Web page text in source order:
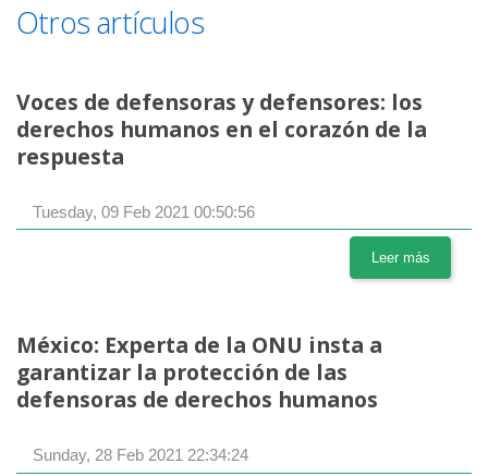
Otros artículos
Voces de defensoras y defensores: los
derechos humanos en el corazón de la
respuesta
Tuesday, 09 Feb 2021 00:50:56
Leer más
México: Experta de la ONU insta a
garantizar la protección de las
defensoras de derechos humanos
Sunday, 28 Feb 2021 22:34:24